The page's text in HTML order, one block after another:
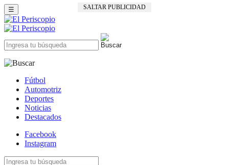
SALTAR PUBLICIDAD
☰
Fútbol
Automotriz
Deportes
Noticias
Destacados
Facebook
Instagram